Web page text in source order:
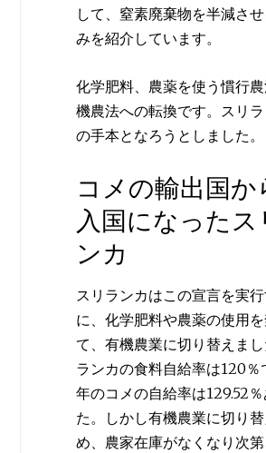
して、窒素廃棄物を半減さ
みを紹介しています。
化学肥料、農薬を使う慣行
機農法への転換です。スリ
の手本となろうとしました。
コメの輸出国か
入国になったス
ンカ
スリランカはこの宣言を実
に、化学肥料や農薬の使用
て、有機農業に切り替えまし
ランカの食料自給率は120％
年のコメの自給率は129.52
た。しかし有機農業に切り
め、農家在庫がなくなり次